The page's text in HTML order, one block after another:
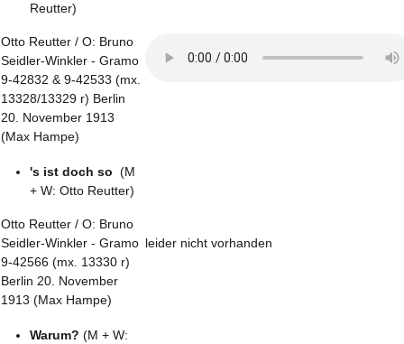
Reutter)
Otto Reutter / O: Bruno
Seidler-Winkler - Gramo
9-42832 & 9-42533 (mx.
13328/13329 r) Berlin
20. November 1913
(Max Hampe)
's ist doch so (M
+ W: Otto Reutter)
Otto Reutter / O: Bruno
Seidler-Winkler - Gramo
9-42566 (mx. 13330 r)
Berlin 20. November
1913 (Max Hampe)
leider nicht vorhanden
Warum? (M + W: